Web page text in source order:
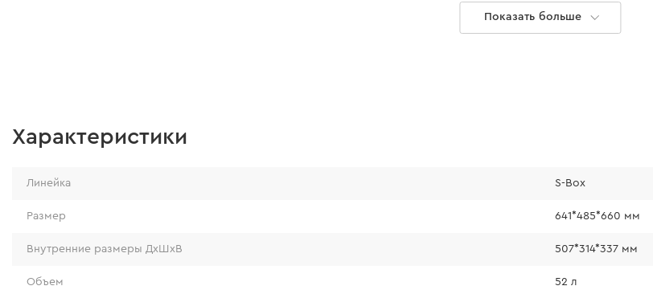
Показать больше
Характеристики
Линейка S-Box
Размер 641*485*660 мм
Внутренние размеры ДхШхВ 507*314*337 мм
Объем 52 л